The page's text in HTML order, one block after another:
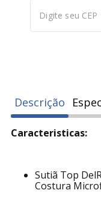
Descrição
Caracteristicas:
Sutiã Top
Costura